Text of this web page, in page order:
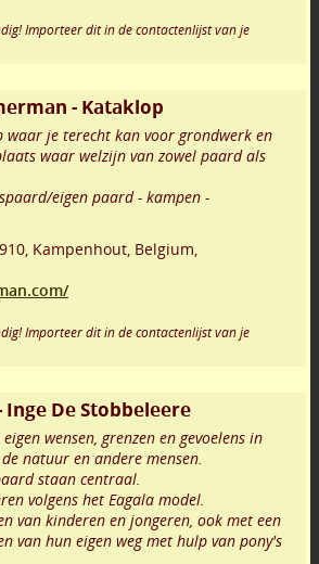
Importeer dit in de contactenlijst van je
- Kataklop
waar je terecht kan voor grondwerk en
waar welzijn van zowel paard als
eigen paard - kampen -
, Kampenhout, Belgium,
Importeer dit in de contactenlijst van je
Inge De Stobbeleere
wensen, grenzen en gevoelens in
natuur en andere mensen.
staan centraal.
volgens het Eagala model.
van kinderen en jongeren, ook met een
van hun eigen weg met hulp van pony's